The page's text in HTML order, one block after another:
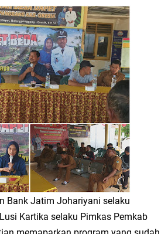
Doa Awal Tahun Hijriah, Teguhkan Optimisme
M. Rizky di Desa Cibitung Wetan: Serap
Advokat dan LBH Perkuat Soliditas di
PMT: Cegah Stunting, Perkuat Gizi Balita
Bank Jatim Johariyani selaku
Kartika selaku Pimkas Pemkab